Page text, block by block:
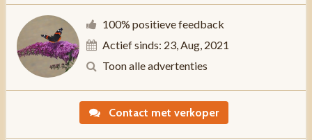
100% positieve feedback
Actief sinds: 23, Aug, 2021
Toon alle advertenties
Contact met verkoper